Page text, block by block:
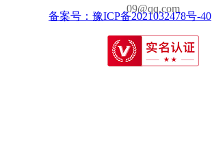
09@qq.com
备案号：豫ICP备2021032478号-40